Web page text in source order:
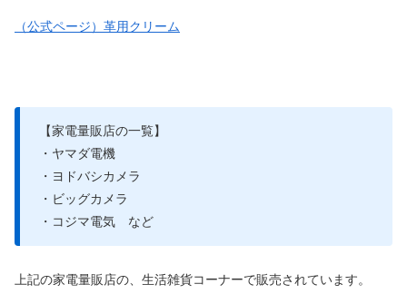
（公式ページ）革用クリーム
【家電量販店の一覧】
・ヤマダ電機
・ヨドバシカメラ
・ビッグカメラ
・コジマ電気 など
上記の家電量販店の、生活雑貨コーナーで販売されています。